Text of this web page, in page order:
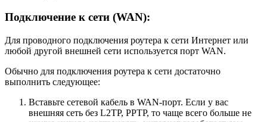
Подключение к сети (WAN):
Для проводного подключения роутера к сети Интернет или
любой другой внешней сети используется порт WAN.
Обычно для подключения роутера к сети достаточно
выполнить следующее:
Вставьте сетевой кабель в WAN-порт. Если у вас
внешняя сеть без L2TP, PPTP, то чаще всего больше не